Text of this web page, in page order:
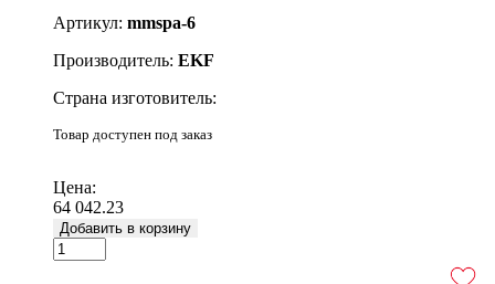
Артикул: mmspa-6
Производитель: EKF
Страна изготовитель:
Товар доступен под заказ
Цена:
64 042.23
Добавить в корзину